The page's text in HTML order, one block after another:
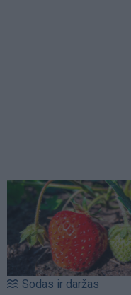
Sodas ir daržas